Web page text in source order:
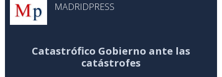
MADRIDPRESS
Catastrófico Gobierno ante las
catástrofes